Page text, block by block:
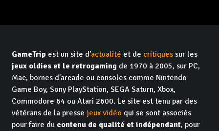
GameTrip est un site d'actualité et de critiques sur les
jeux oldies et le retrogaming de 1970 à 2005, sur PC,
Mac, bornes d'arcade ou consoles comme Nintendo
Game Boy, Sony PlayStation, SEGA Saturn, Xbox,
Commodore 64 ou Atari 2600. Le site est tenu par des
vétérans de la presse jeux vidéo qui se sont associés
pour faire du contenu de qualité et indépendant, pour